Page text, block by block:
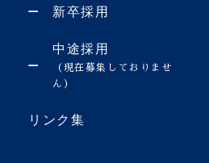
新卒採用
中途採用
（現在募集しておりませ
ん）
リンク集